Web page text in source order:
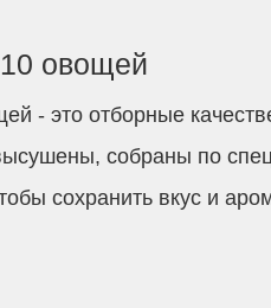
овощей
- это отборные
собраны по
сохранить вкус и